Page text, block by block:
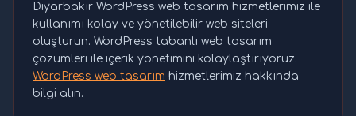
Diyarbakır WordPress web tasarım hizmetlerimiz ile
kullanımı kolay ve yönetilebilir web siteleri
oluşturun. WordPress tabanlı web tasarım
çözümleri ile içerik yönetimini kolaylaştırıyoruz.
WordPress web tasarım hizmetlerimiz hakkında
bilgi alın.